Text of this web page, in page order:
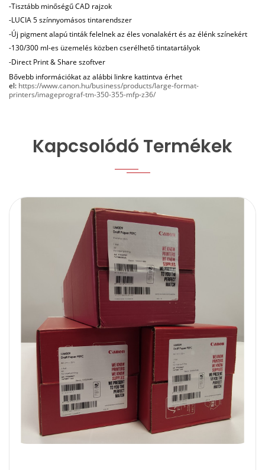
-Tisztább minőségű CAD rajzok
-LUCIA 5 színnyomásos tintarendszer
-Új pigment alapú tinták felelnek az éles vonalakért és az élénk színekért
-130/300 ml-es üzemelés közben cserélhető tintatartályok
-Direct Print & Share szoftver
Bővebb információkat az alábbi linkre kattintva érhet
el: https://www.canon.hu/business/products/large-format-
printers/imageprograf-tm-350-355-mfp-z36/
Kapcsolódó Termékek